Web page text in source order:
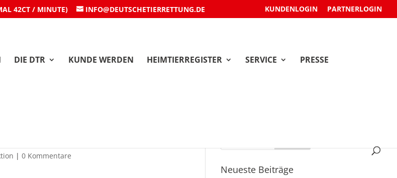
42CT / MINUTE) INFO@DEUTSCHETIERRETTUNG.DE KUNDENLOGIN PARTNERLOGIN
DIE DTR KUNDE WERDEN HEIMTIERREGISTER SERVICE PRESSE
| 0 Kommentare
Neueste Beiträge